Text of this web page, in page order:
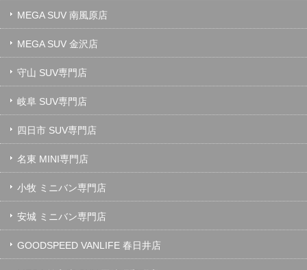
MEGA SUV 南風原店
MEGA SUV 金沢店
守山 SUV専門店
岐阜 SUV専門店
四日市 SUV専門店
名東 MINI専門店
小牧 ミニバン専門店
安城 ミニバン専門店
GOODSPEED VANLIFE 春日井店